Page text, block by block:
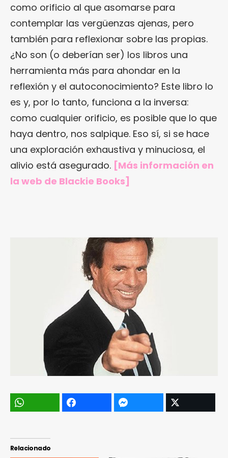
como orificio al que asomarse para
contemplar las vergüenzas ajenas, pero
también para reflexionar sobre las propias.
¿No son (o deberían ser) los libros una
herramienta más para ahondar en la
reflexión y el autoconocimiento? Este libro lo
es y, por lo tanto, funciona a la inversa:
como cualquier orificio, es posible que lo que
haya dentro, nos salpique. Eso sí, si se hace
una exploración exhaustiva y minuciosa, el
alivio está asegurado. [Más información en
la web de Blackie Books]
Relacionado